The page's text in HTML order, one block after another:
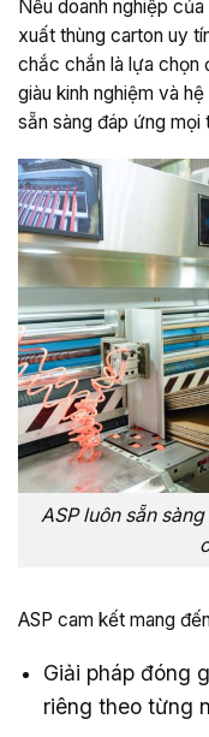
Nếu doanh nghiệp
xuất thùng carton uy
chắc chắn là lựa chọn
giàu kinh nghiệm và
sẵn sàng đáp ứng mọi
ASP luôn sẵn
ASP cam kết mang
Giải pháp đóng
riêng theo từng